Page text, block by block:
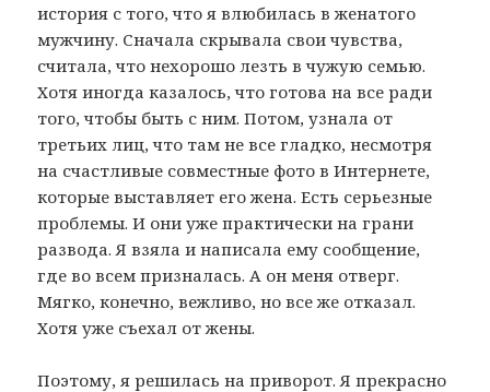
история с того, что я влюбилась в женатого
мужчину. Сначала скрывала свои чувства,
считала, что нехорошо лезть в чужую семью.
Хотя иногда казалось, что готова на все ради
того, чтобы быть с ним. Потом, узнала от
третьих лиц, что там не все гладко, несмотря
на счастливые совместные фото в Интернете,
которые выставляет его жена. Есть серьезные
проблемы. И они уже практически на грани
развода. Я взяла и написала ему сообщение,
где во всем призналась. А он меня отверг.
Мягко, конечно, вежливо, но все же отказал.
Хотя уже съехал от жены.
Поэтому, я решилась на приворот. Я прекрасно